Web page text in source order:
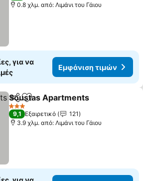
0.8 χλμ. από: Λιμάνι του Γάιου
για να
Εμφάνιση τιμών
Κοινοποίηση
Προσθήκη στα αγαπημένα
Soustas Apartments
3 Αστέρια
9,1 Εξαιρετικό
121
3.9 χλμ. από: Λιμάνι του Γάιου